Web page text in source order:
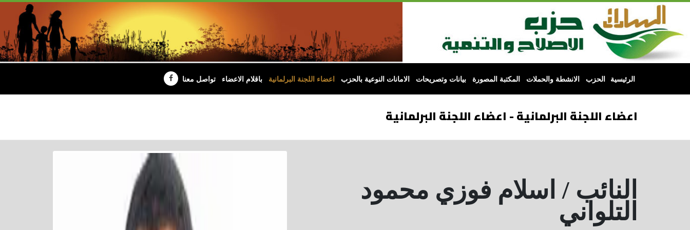
الرئيسية الحزب الانشطة والحملات المكتبة المصورة بيانات وتصريحات الامانات النوعية بالحزب اعضاء اللجنة البرلمانية باقلام الاعضاء تواصل معنا
اعضاء اللجنة البرلمانية - اعضاء اللجنة البرلمانية
النائب / اسلام فوزي محمود
التلواني